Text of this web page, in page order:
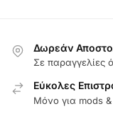
Δωρεάν
Σε παραγγελίες
Εύκολες
Μόνο για mods &